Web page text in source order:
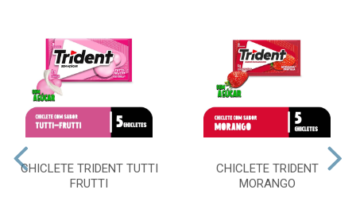
CHICLETE TRIDENT TUTTI
FRUTTI
CHICLETE TRIDENT
MORANGO